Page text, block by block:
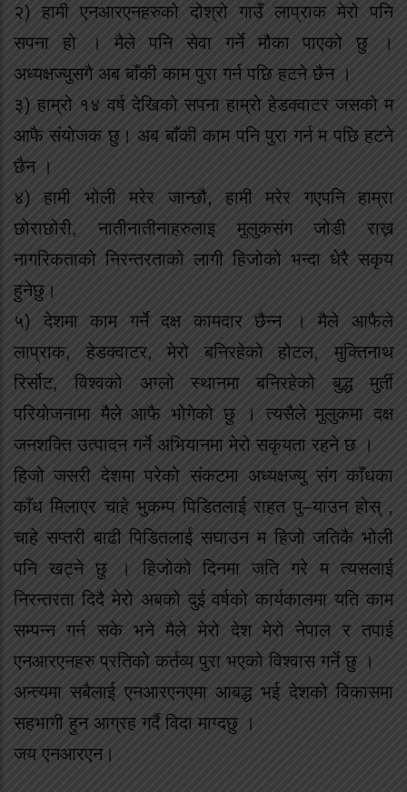
२) हामी एनआरएनहरुको दोश्रो गाउँ लाप्राक मेरो पनि
सपना हो । मैले पनि सेवा गर्ने मौका पाएको छु ।
अध्यक्षज्युसगै अब बाँकी काम पुरा गर्न पछि हटने छैन ।
३) हाम्रो १४ वर्ष देखिको सपना हाम्रो हेडक्वाटर जसको म
आफै संयोजक छु। अब बाँकी काम पनि पुरा गर्न म पछि हटने
छैन ।
४) हामी भोली मरेर जान्छौ, हामी मरेर गएपनि हाम्रा
छोराछोरी, नातीनातीनाहरुलाइ मुलुकसंग जोडी राख्न
नागरिकताको निरन्तरताको लागी हिजोको भन्दा धेरै सकृय
हुनेछु।
५) देशमा काम गर्ने दक्ष कामदार छैन्न । मैले आफैले
लाप्राक, हेडक्वाटर, मेरो बनिरहेको होटल, मुक्तिनाथ
रिर्सोट, विश्वको अग्लो स्थानमा बनिरहेको बुद्ध मुर्ती
परियोजनामा मैले आफै भोगेको छु । त्यसैले मुलुकमा दक्ष
जनशक्ति उत्पादन गर्ने अभियानमा मेरो सकृयता रहने छ ।
हिजो जसरी देशमा परेको संकटमा अध्यक्षज्यु संग काँधका
काँध मिलाएर चाहे भुकम्प पिडितलाई राहत पु–याउन होस् ,
चाहे सप्तरी बाढी पिडितलाई सघाउन म हिजो जतिकै भोली
पनि खट्ने छु । हिजोको दिनमा जति गरे म त्यसलाई
निरन्तरता दिदै मेरो अबको दुई वर्षको कार्यकालमा यति काम
सम्पन्न गर्न सके भने मैले मेरो देश मेरो नेपाल र तपाई
एनआरएनहरु प्रतिको कर्तव्य पुरा भएको विश्वास गर्ने छु ।
अन्त्यमा सबैलाई एनआरएनएमा आबद्ध भई देशको विकासमा
सहभागी हुन आग्रह गर्दै विदा माग्दछु ।
जय एनआरएन।